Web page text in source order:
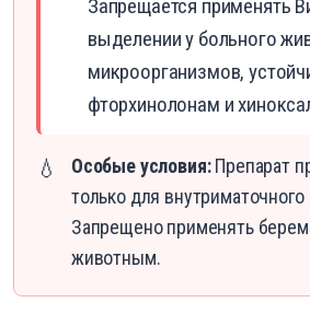
Запрещается применять
выделении у больного
микроорганизмов,
фторхинолонам и
💧 Особые условия:Препарат
только для
Запрещено применять
животным.